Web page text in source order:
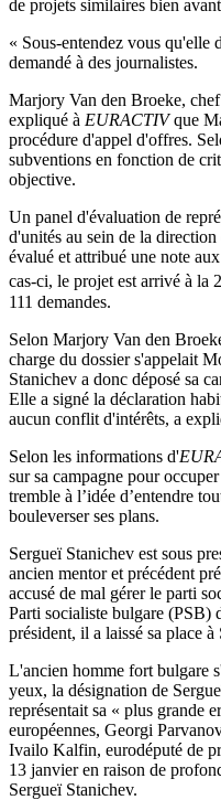
de projets similaires bien
« Sous-entendez vous qu'elle
demandé à des journalistes.
Marjory Van den Broeke,
expliqué à EURACTIVque
procédure d'appel d'offres.
subventions en fonction de
objective.
Un panel d'évaluation de
d'unités au sein de la
évalué et attribué une note
cas-ci, le projet est arrivé à la
111 demandes.
Selon Marjory Van den
charge du dossier s'appelait
Stanichev a donc déposé sa
Elle a signé la déclaration
aucun conflit d'intérêts, a
Selon les informations d'
sur sa campagne pour
tremble à l’idée d’entendre
bouleverser ses plans.
Sergueï Stanichev est sous
ancien mentor et précédent
accusé de mal gérer le parti
Parti socialiste bulgare (PSB)
président, il a laissé sa place à
L'ancien homme fort bulgare
yeux, la désignation de
représentait sa « plus grande
européennes, Georgi
Ivailo Kalfin, eurodéputé de
13 janvier en raison de
Sergueï Stanichev.